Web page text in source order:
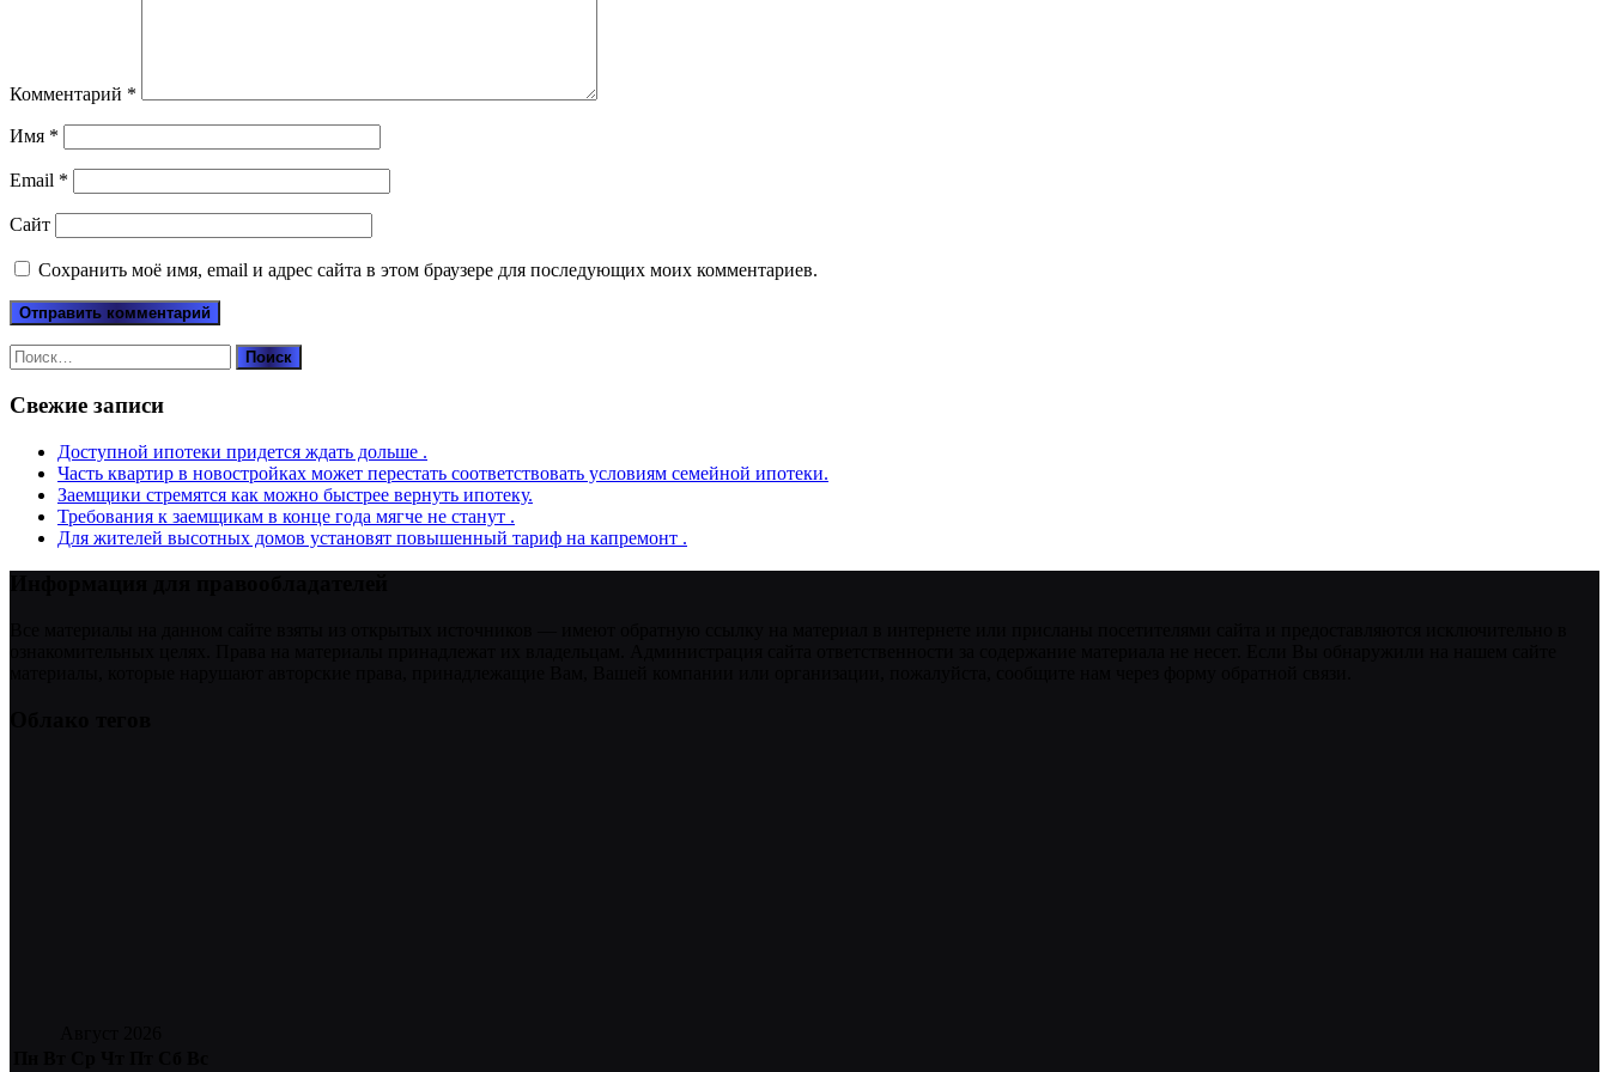
Комментарий *
Имя *
Email *
Сайт
Сохранить моё имя, email и адрес сайта в этом браузере для последующих моих комментариев.
Найти:
Свежие записи
Доступной ипотеки придется ждать дольше .
Часть квартир в новостройках может перестать соответствовать условиям семейной ипотеки.
Заемщики стремятся как можно быстрее вернуть ипотеку.
Требования к заемщикам в конце года мягче не станут .
Для жителей высотных домов установят повышенный тариф на капремонт .